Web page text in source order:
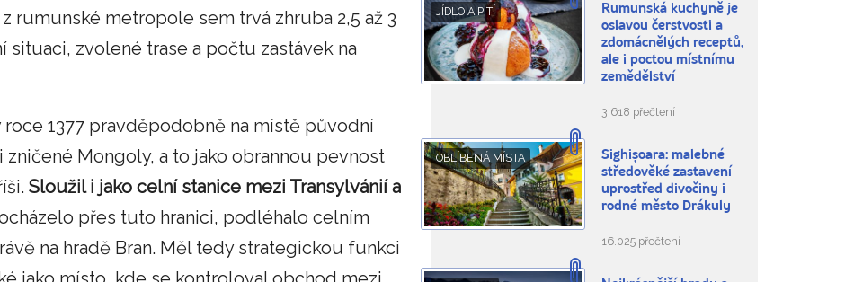
rumunské metropole sem trvá zhruba 2,5 až 3
situaci, zvolené trase a počtu zastávek na
roce 1377 pravděpodobně na místě původní
Mongoly, a to jako obrannou pevnost
Sloužil i jako celní stanice mezi Transylvánií a
přes tuto hranici, podléhalo celním
na hradě Bran. Měl tedy strategickou funkci
JÍDLO A PITÍ
Rumunská kuchyně je
oslavou čerstvosti a
zdomácnělých receptů,
ale i poctou místnímu
zemědělství
3.618 přečtení
OBLÍBENÁ MÍSTA
Sighișoara: malebné
středověké zastavení
uprostřed divočiny i
rodné město Drákuly
16.025 přečtení